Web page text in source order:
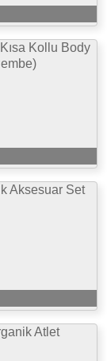
Kollu Body
Aksesuar Set
Atlet